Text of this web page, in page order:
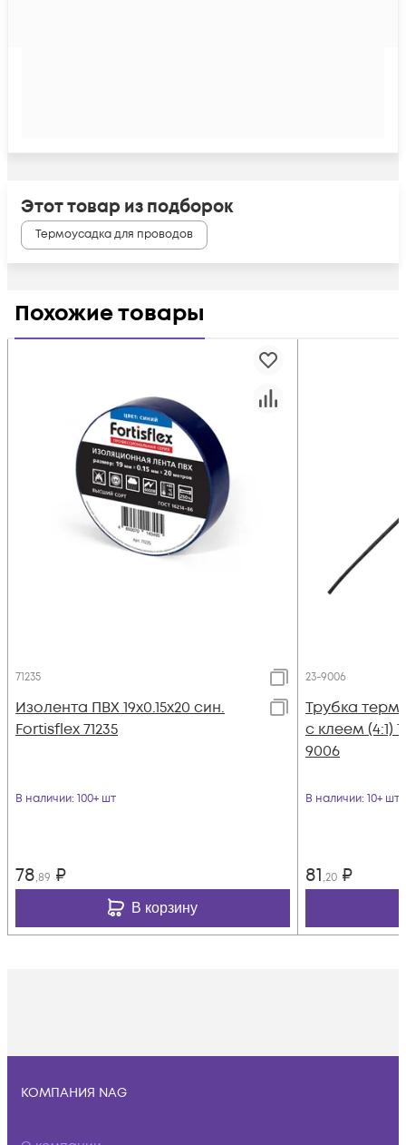
Этот товар из подборок
Термоусадка для проводов
Похожие товары
71235
Изолента ПВХ 19х0.15x20 син.
Fortisflex 71235
В наличии: 100+ шт
78,89 ₽
В корзину
23-9006
Трубка
с клеем (4:1)
9006
В наличии: 10+ шт
81,20 ₽
КОМПАНИЯ NAG